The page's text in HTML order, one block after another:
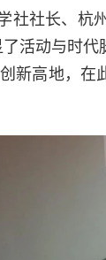
社社长、
活动与时
新高地，